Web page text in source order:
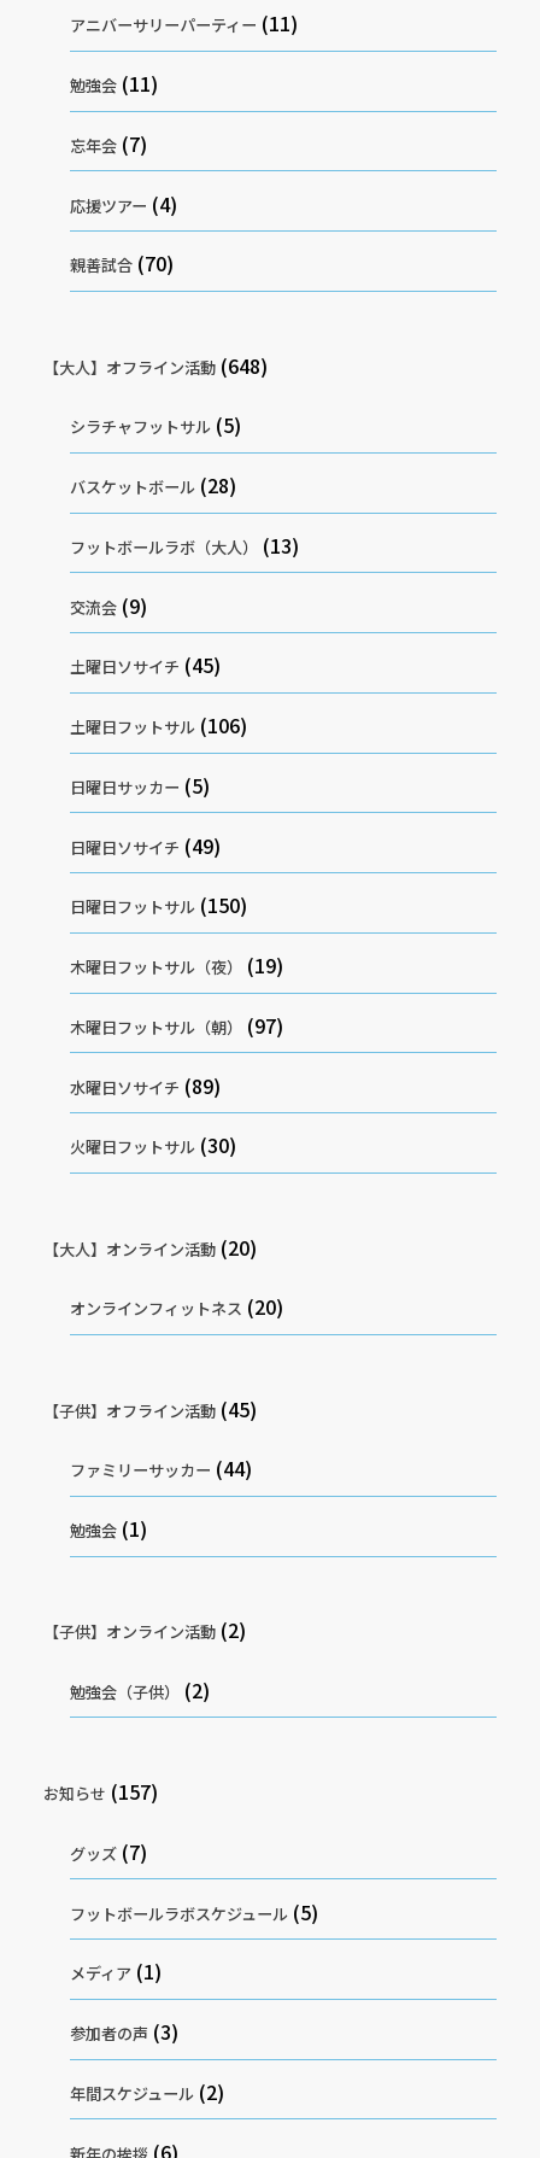
アニバーサリーパーティー (11)
勉強会 (11)
忘年会 (7)
応援ツアー (4)
親善試合 (70)
【大人】オフライン活動(648)
シラチャフットサル (5)
バスケットボール (28)
フットボールラボ（大人） (13)
交流会 (9)
土曜日ソサイチ (45)
土曜日フットサル (106)
日曜日サッカー (5)
日曜日ソサイチ (49)
日曜日フットサル (150)
木曜日フットサル（夜） (19)
木曜日フットサル（朝） (97)
水曜日ソサイチ (89)
火曜日フットサル (30)
【大人】オンライン活動(20)
オンラインフィットネス (20)
【子供】オフライン活動(45)
ファミリーサッカー (44)
勉強会 (1)
【子供】オンライン活動(2)
勉強会（子供） (2)
お知らせ (157)
グッズ (7)
フットボールラボスケジュール (5)
メディア (1)
参加者の声 (3)
年間スケジュール (2)
新年の挨拶 (6)